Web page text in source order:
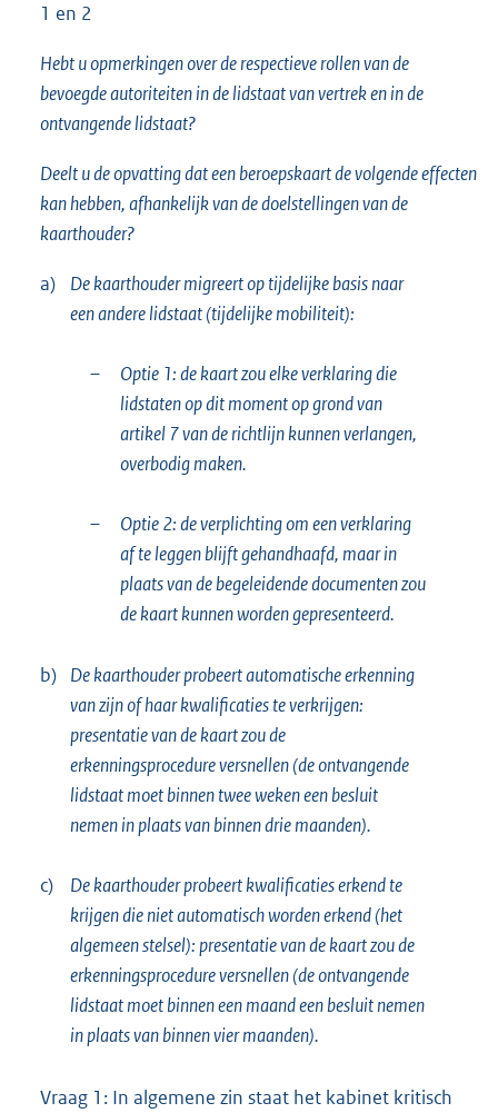
1 en 2
Hebt u opmerkingen over de respectieve rollen van de
bevoegde autoriteiten in de lidstaat van vertrek en in de
ontvangende lidstaat?
Deelt u de opvatting dat een beroepskaart de volgende effecten
kan hebben, afhankelijk van de doelstellingen van de
kaarthouder?
a)
De kaarthouder migreert op tijdelijke basis naar
een andere lidstaat (tijdelijke mobiliteit):
–
Optie 1: de kaart zou elke verklaring die
lidstaten op dit moment op grond van
artikel 7 van de richtlijn kunnen verlangen,
overbodig maken.
–
Optie 2: de verplichting om een verklaring
af te leggen blijft gehandhaafd, maar in
plaats van de begeleidende documenten zou
de kaart kunnen worden gepresenteerd.
b) De kaarthouder probeert automatische erkenning
van zijn of haar kwalificaties te verkrijgen:
presentatie van de kaart zou de
erkenningsprocedure versnellen (de ontvangende
lidstaat moet binnen twee weken een besluit
nemen in plaats van binnen drie maanden).
c)
De kaarthouder probeert kwalificaties erkend te
krijgen die niet automatisch worden erkend (het
algemeen stelsel): presentatie van de kaart zou de
erkenningsprocedure versnellen (de ontvangende
lidstaat moet binnen een maand een besluit nemen
in plaats van binnen vier maanden).
Vraag 1: In algemene zin staat het kabinet kritisch